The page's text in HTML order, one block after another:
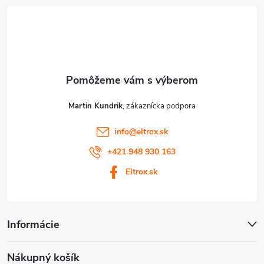
Martin Kundrik
info@eltrox.sk
+421 948 930 163
Eltrox.sk
Informácie
Nákupný košík